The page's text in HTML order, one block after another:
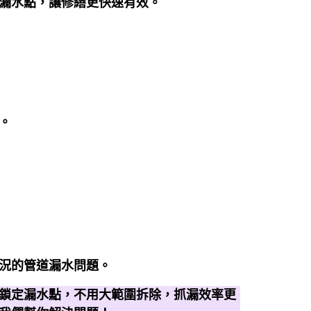
水點，讓修繕更快速有效。
的管道漏水問題。
定漏水點，不用大範圍拆除，抓漏效率更